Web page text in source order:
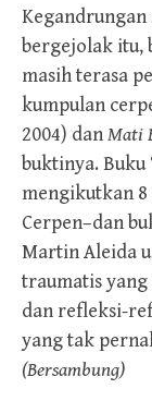
Kegandrungan
bergejolak itu,
masih terasa
kumpulan
2004) danMati
buktinya. Buku
mengikutkan
Cerpen–dan
Martin Aleida
traumatis
dan refleksi-
yang tak
(Bersambung)